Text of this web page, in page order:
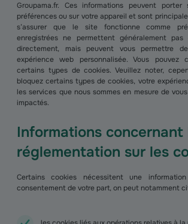
Groupama.fr. Ces informations peuvent
préférences ou sur votre appareil et sont
s’assurer que le site fonctionne comme
enregistrées ne permettent généralement
directement, mais peuvent vous permettre
expérience web personnalisée. Vous pouvez
certains types de cookies. Veuillez noter,
bloquez certains types de cookies, votre
les services que nous sommes en mesure de
impactés.
Informations concernant
réglementation sur les
Certains cookies nécessitent une
consentement de votre part, on peut notamment